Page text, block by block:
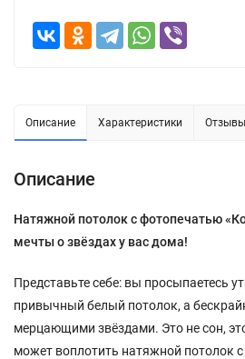
Описание Характеристики
Описание
Натяжной потолок с фотопечатью
мечты о звёздах у вас дома!
Представьте себе: вы просыпаетесь
привычный белый потолок, а
мерцающими звёздами. Это не сон,
может воплотить натяжной потолок